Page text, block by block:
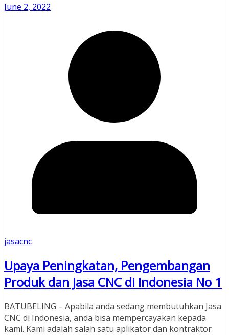
June 2, 2022
jasacnc
Upaya Peningkatan, Pengembangan
Produk dan Jasa CNC di Indonesia No 1
BATUBELING – Apabila anda sedang membutuhkan Jasa
CNC di Indonesia, anda bisa mempercayakan kepada
kami. Kami adalah salah satu aplikator dan kontraktor